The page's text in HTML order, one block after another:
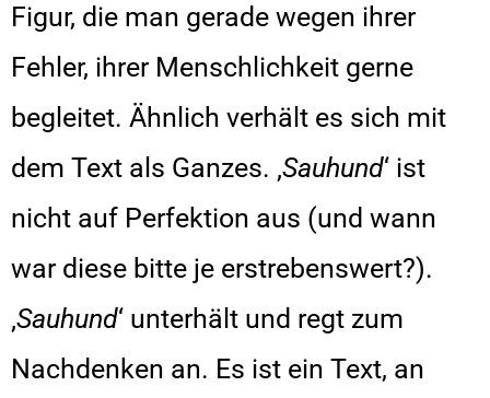
Figur, die man gerade wegen ihrer
Fehler, ihrer Menschlichkeit gerne
begleitet. Ähnlich verhält es sich mit
dem Text als Ganzes. ‚Sauhund‘ ist
nicht auf Perfektion aus (und wann
war diese bitte je erstrebenswert?).
‚Sauhund‘ unterhält und regt zum
Nachdenken an. Es ist ein Text, an